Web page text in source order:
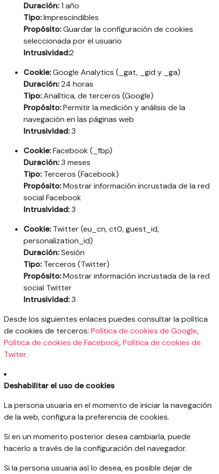
Duración:1 año
Tipo:Imprescindibles
Propósito:Guardar la configuración de cookies
seleccionada por el usuario
Intrusividad:2
Cookie:Google Analytics (_gat, _gid y _ga)
Duración:24 horas
Tipo:Analítica, de terceros (Google)
Propósito:Permitir la medición y análisis de la
navegación en las páginas web
Intrusividad:3
Cookie:Facebook (_fbp)
Duración:3 meses
Tipo:Terceros (Facebook)
Propósito:Mostrar información incrustada de la red
social Facebook
Intrusividad:3
Cookie:Twitter (eu_cn, ct0, guest_id,
personalization_id)
Duración:Sesión
Tipo:Terceros (Twitter)
Propósito:Mostrar información incrustada de la red
social Twitter
Intrusividad:3
Desde los siguientes enlaces puedes consultar la política
de cookies de terceros: Política de cookies de Google,
Política de cookies de Facebook,Política de cookies de
Twiter
Deshabilitar el uso de cookies
La persona usuaria en el momento de iniciar la navegación
de la web, configura la preferencia de cookies.
Si en un momento posterior desea cambiarla, puede
hacerlo a través de la configuración del navegador.
Si la persona usuaria así lo desea, es posible dejar de